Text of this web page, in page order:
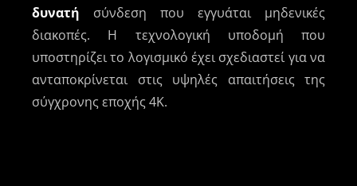
δυνατή σύνδεση που εγγυάται μηδενικές
διακοπές. Η τεχνολογική υποδομή που
υποστηρίζει το λογισμικό έχει σχεδιαστεί για να
ανταποκρίνεται στις υψηλές απαιτήσεις της
σύγχρονης εποχής 4K.